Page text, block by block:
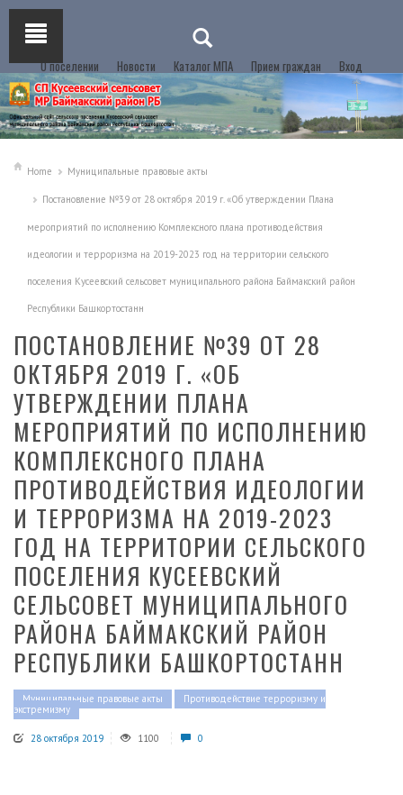
О поселении Новости Каталог МПА Прием граждан Вход
Home Муниципальные правовые акты
Постановление №39 от 28 октября 2019 г. «Об утверждении Плана
мероприятий по исполнению Комплексного плана противодействия
идеологии и терроризма на 2019-2023 год на территории сельского
поселения Кусеевский сельсовет муниципального района Баймакский район
Республики Башкортостанн
ПОСТАНОВЛЕНИЕ №39 ОТ 28
ОКТЯБРЯ 2019 Г. «ОБ
УТВЕРЖДЕНИИ ПЛАНА
МЕРОПРИЯТИЙ ПО ИСПОЛНЕНИЮ
КОМПЛЕКСНОГО ПЛАНА
ПРОТИВОДЕЙСТВИЯ ИДЕОЛОГИИ
И ТЕРРОРИЗМА НА 2019-2023
ГОД НА ТЕРРИТОРИИ СЕЛЬСКОГО
ПОСЕЛЕНИЯ КУСЕЕВСКИЙ
СЕЛЬСОВЕТ МУНИЦИПАЛЬНОГО
РАЙОНА БАЙМАКСКИЙ РАЙОН
РЕСПУБЛИКИ БАШКОРТОСТАНН
Муниципальные правовые акты
Противодействие терроризму и
экстремизму
28 октября 2019 1100 0